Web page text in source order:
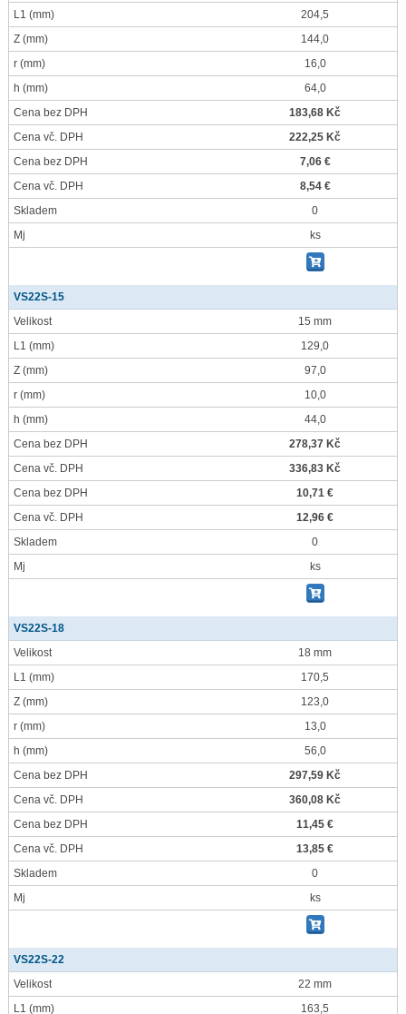
L1 (mm)
204,5
Z (mm)
144,0
r (mm)
16,0
h (mm)
64,0
Cena bez DPH
183,68 Kč
Cena vč. DPH
222,25 Kč
Cena bez DPH
7,06 €
Cena vč. DPH
8,54 €
Skladem
0
Mj
ks
VS22S-15
Velikost
15 mm
L1 (mm)
129,0
Z (mm)
97,0
r (mm)
10,0
h (mm)
44,0
Cena bez DPH
278,37 Kč
Cena vč. DPH
336,83 Kč
Cena bez DPH
10,71 €
Cena vč. DPH
12,96 €
Skladem
0
Mj
ks
VS22S-18
Velikost
18 mm
L1 (mm)
170,5
Z (mm)
123,0
r (mm)
13,0
h (mm)
56,0
Cena bez DPH
297,59 Kč
Cena vč. DPH
360,08 Kč
Cena bez DPH
11,45 €
Cena vč. DPH
13,85 €
Skladem
0
Mj
ks
VS22S-22
Velikost
22 mm
L1 (mm) 163,5